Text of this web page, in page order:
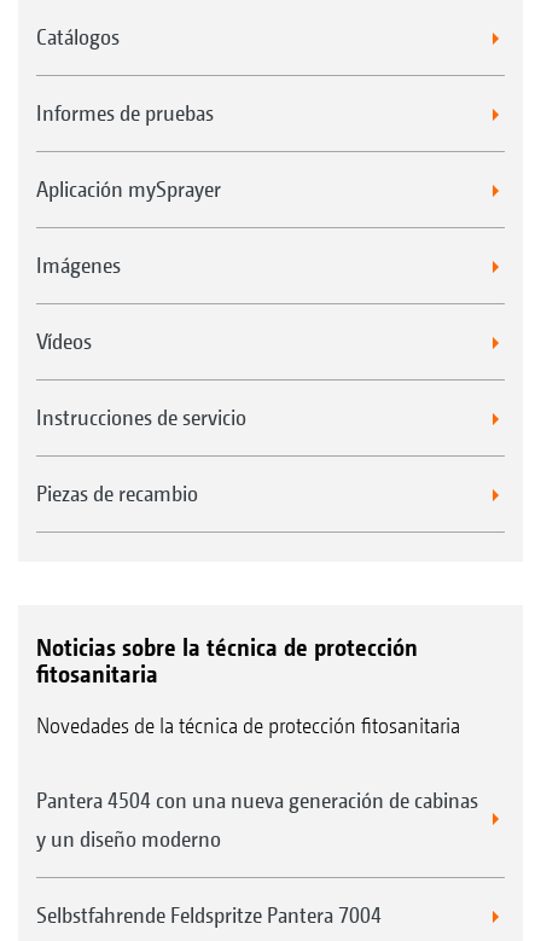
Catálogos
Informes de pruebas
Aplicación mySprayer
Imágenes
Vídeos
Instrucciones de servicio
Piezas de recambio
Noticias sobre la técnica de protección
fitosanitaria
Novedades de la técnica de protección fitosanitaria
Pantera 4504 con una nueva generación de cabinas
y un diseño moderno
Selbstfahrende Feldspritze Pantera 7004